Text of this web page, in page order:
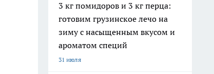
3 кг помидоров и 3 кг перца:
готовим грузинское лечо на
зиму с насыщенным вкусом и
ароматом специй
31 июля